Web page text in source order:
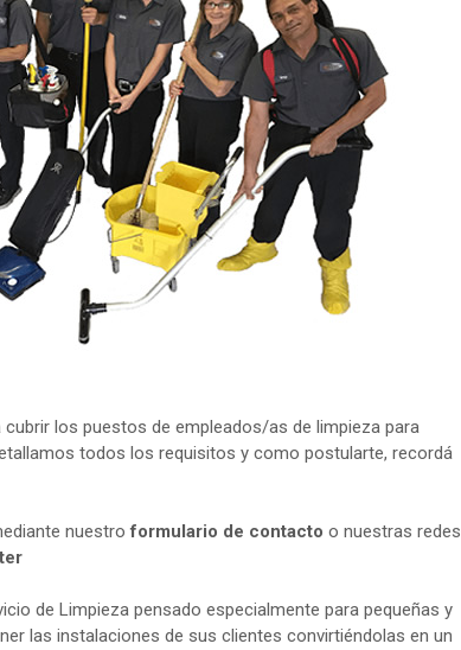
los puestos de empleados/as de limpieza para
todos los requisitos y como postularte, recordá
nuestroformulario de contacto o nuestras redes
de Limpieza pensado especialmente para pequeñas y
las instalaciones de sus clientes convirtiéndolas en un